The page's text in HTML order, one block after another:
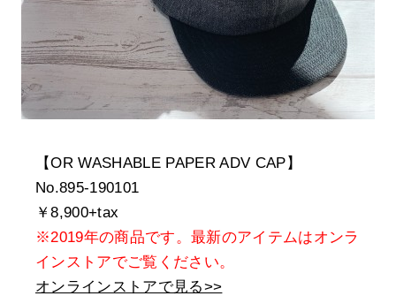
【OR WASHABLE PAPER ADV CAP】
No.895-190101
￥8,900+tax
※2019年の商品です。最新のアイテムはオンラ
インストアでご覧ください。
オンラインストアで見る>>